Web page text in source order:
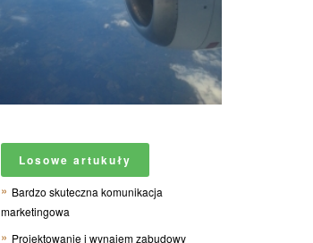
Losowe artukuły
Bardzo skuteczna komunikacja
marketingowa
Projektowanie i wynajem zabudowy